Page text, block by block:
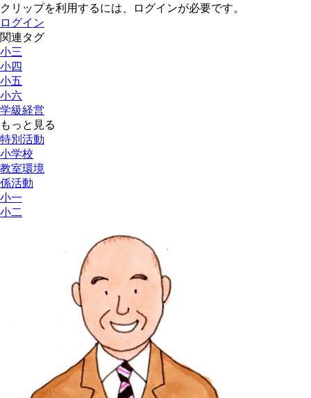
クリップを利用するには、ログインが必要です。
ログイン
関連タグ
小三
小四
小五
小六
学級経営
もっと見る
特別活動
小学校
教室環境
係活動
小一
小二